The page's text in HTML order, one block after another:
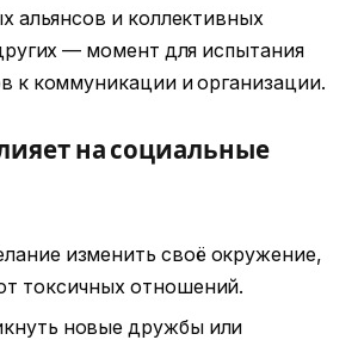
альянсов и коллективных
— момент для испытания
к коммуникации и организации.
на социальные
изменить своё окружение,
токсичных отношений.
новые дружбы или